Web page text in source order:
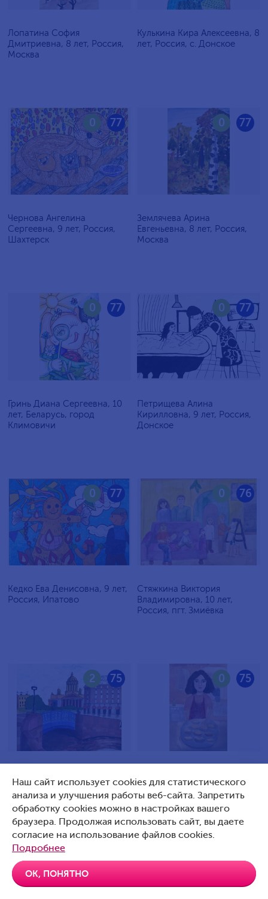
Лопатина София
Дмитриевна, 8 лет, Россия,
Москва
Кулькина Кира Алексеевна, 8
лет, Россия, с. Донское
77
0
Чернова Ангелина
Сергеевна, 9 лет, Россия,
Шахтерск
77
0
Землячева Арина
Евгеньевна, 8 лет, Россия,
Москва
77
0
Гринь Диана Сергеевна, 10
лет, Беларусь, город
Климовичи
77
0
Петрищева Алина
Кирилловна, 9 лет, Россия,
Донское
77
0
Кедко Ева Денисовна, 9 лет,
Россия, Ипатово
76
0
Стяжкина Виктория
Владимировна, 10 лет,
Россия, пгт. Змиёвка
75
2
9 лет, Россия, Санкт-
Петербург
75
0
Александровна, 10 лет,
Россия, Г. Подольск
75
0 75
0
Наш сайт использует cookies для статистического
анализа и улучшения работы веб-сайта. Запретить
обработку cookies можно в настройках вашего
браузера. Продолжая использовать сайт, вы даете
согласие на использование файлов cookies.
Подробнее
ОК, ПОНЯТНО